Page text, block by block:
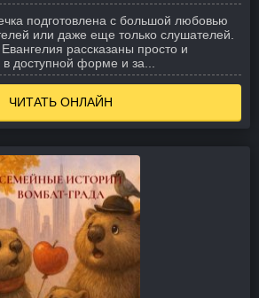
подготовлена с большой любовью
или даже еще только слушателей.
рассказаны просто и
доступной форме и за...
ЧИТАТЬ ОНЛАЙН